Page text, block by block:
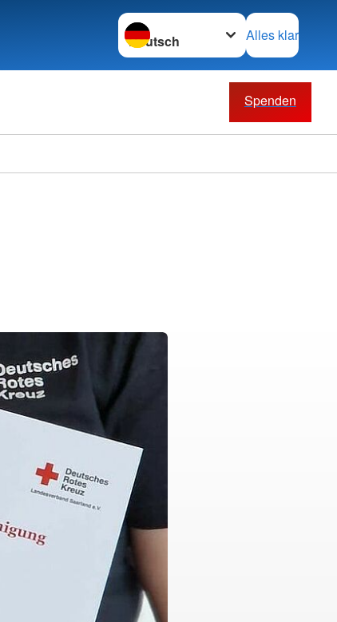
Sprache wechseln zu
Alles klar
Spenden